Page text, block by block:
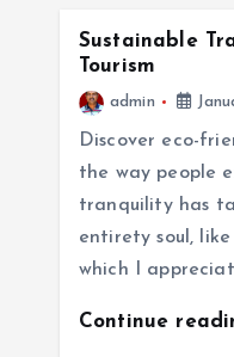
Sustainable
Tourism
admin
Discover eco-
the way people
tranquility has
entirety soul,
which I
Continue